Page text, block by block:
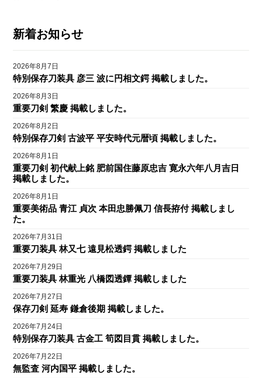
新着お知らせ
2026年8月7日
特別保存刀装具 彦三 波に円相文鍔 掲載しました。
2026年8月3日
重要刀剣 繁慶 掲載しました。
2026年8月2日
特別保存刀剣 古波平 平安時代元暦頃 掲載しました。
2026年8月1日
重要刀剣 初代献上銘 肥前国住藤原忠吉 寛永六年八月吉日
掲載しました。
2026年8月1日
重要美術品 青江 貞次 本田忠勝佩刀 信長拵付 掲載しまし
た。
2026年7月31日
重要刀装具 林又七 遠見松透鍔 掲載しました
2026年7月29日
重要刀装具 林重光 八橋図透鐔 掲載しました
2026年7月27日
保存刀剣 延寿 鎌倉後期 掲載しました。
2026年7月24日
特別保存刀装具 古金工 筍図目貫 掲載しました。
2026年7月22日
無監査 河内国平 掲載しました。